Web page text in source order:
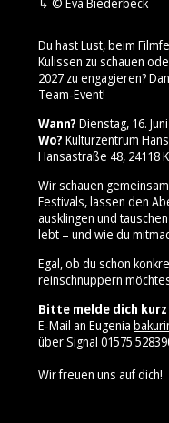
Du hast Lust, beim
Kulissen zu schauen
2027 zu engagieren?
Team‑Event!
Wann? Dienstag, 16.
Wo? Kulturzentrum
Hansastraße 48, 24118
Wir schauen
Festivals, lassen den
ausklingen und
lebt – und wie du
Egal, ob du schon
reinschnuppern
Bitte melde dich kurz
E‑Mail an Eugenia
über Signal 01575
Wir freuen uns auf dich!